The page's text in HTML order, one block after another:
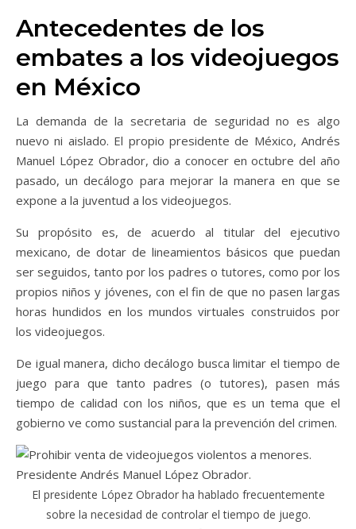
Antecedentes de los
embates a los videojuegos
en México
La demanda de la secretaria de seguridad no es algo
nuevo ni aislado. El propio presidente de México, Andrés
Manuel López Obrador, dio a conocer en octubre del año
pasado, un decálogo para mejorar la manera en que se
expone a la juventud a los videojuegos.
Su propósito es, de acuerdo al titular del ejecutivo
mexicano, de dotar de lineamientos básicos que puedan
ser seguidos, tanto por los padres o tutores, como por los
propios niños y jóvenes, con el fin de que no pasen largas
horas hundidos en los mundos virtuales construidos por
los videojuegos.
De igual manera, dicho decálogo busca limitar el tiempo de
juego para que tanto padres (o tutores), pasen más
tiempo de calidad con los niños, que es un tema que el
gobierno ve como sustancial para la prevención del crimen.
El presidente López Obrador ha hablado frecuentemente
sobre la necesidad de controlar el tiempo de juego.